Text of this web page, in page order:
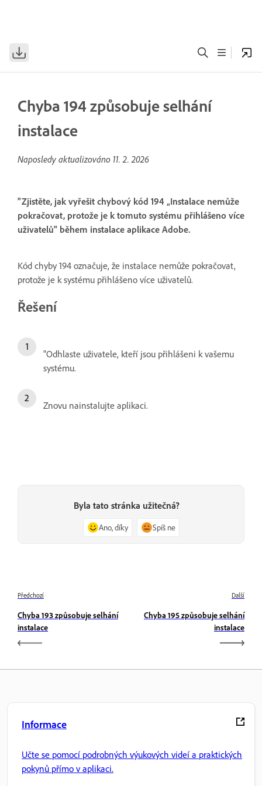
Chyba 194 způsobuje selhání
instalace
Naposledy aktualizováno 11. 2. 2026
"Zjistěte, jak vyřešit chybový kód 194 „Instalace nemůže
pokračovat, protože je k tomuto systému přihlášeno více
uživatelů" během instalace aplikace Adobe.
Kód chyby 194 označuje, že instalace nemůže pokračovat,
protože je k systému přihlášeno více uživatelů.
Řešení
"Odhlaste uživatele, kteří jsou přihlášeni k vašemu
systému.
Znovu nainstalujte aplikaci.
Byla tato stránka užitečná?
Ano, díky Spíš ne
Předchozí
Chyba 193 způsobuje selhání
instalace
Další
Chyba 195 způsobuje selhání
instalace
Informace
Učte se pomocí podrobných výukových videí a praktických
pokynů přímo v aplikaci.